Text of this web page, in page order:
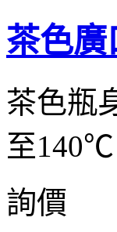
茶色廣
茶色瓶
至140℃
詢價